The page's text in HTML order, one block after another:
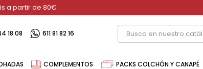
a partir de 80€
18 08 611 81 82 16
COMPLEMENTOS PACKS COLCHÓN Y CANAPÉ